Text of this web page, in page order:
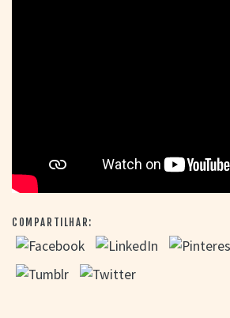
COMPARTILHAR: